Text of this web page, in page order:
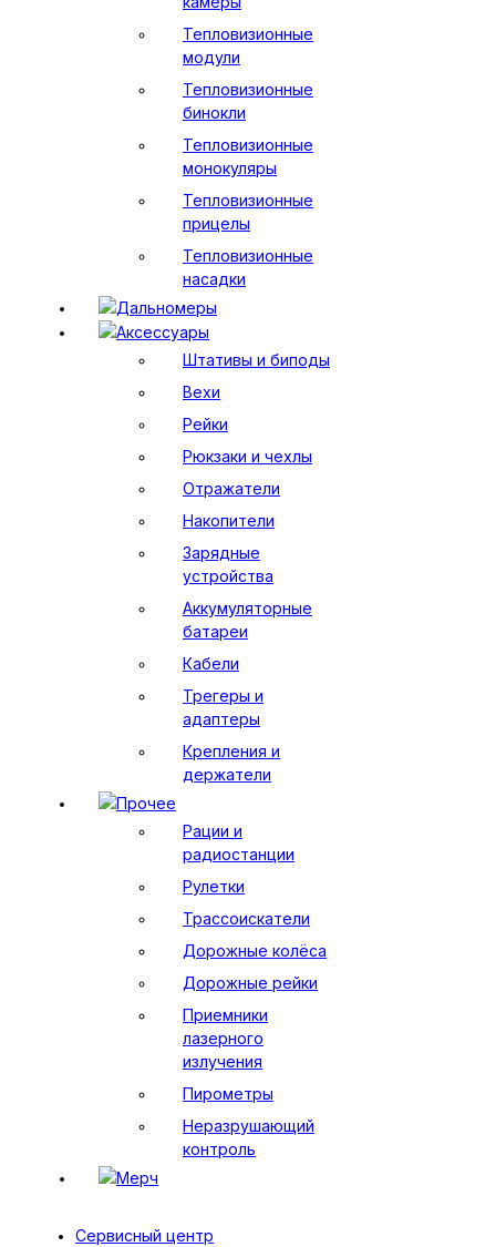
Тепловизионные
модули
Тепловизионные
бинокли
Тепловизионные
монокуляры
Тепловизионные
прицелы
Тепловизионные
насадки
Дальномеры
Аксессуары
Штативы и биподы
Вехи
Рейки
Рюкзаки и чехлы
Отражатели
Накопители
Зарядные
устройства
Аккумуляторные
батареи
Кабели
Трегеры и
адаптеры
Крепления и
держатели
Прочее
Рации и
радиостанции
Рулетки
Трассоискатели
Дорожные колёса
Дорожные рейки
Приемники
лазерного
излучения
Пирометры
Неразрушающий
контроль
Мерч
Сервисный центр